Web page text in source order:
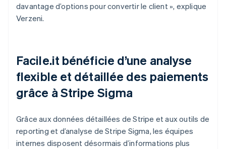
davantage d’options pour convertir le client », explique
Verzeni.
Facile.it bénéficie d’une analyse
flexible et détaillée des paiements
grâce à Stripe Sigma
Grâce aux données détaillées de Stripe et aux outils de
reporting et d’analyse de Stripe Sigma, les équipes
internes disposent désormais d’informations plus